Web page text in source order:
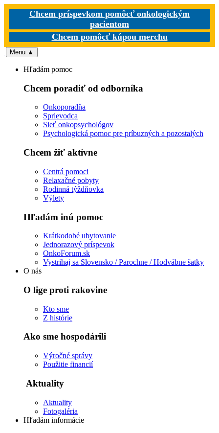
Chcem príspevkom pomôcť onkologickým
pacientom
Chcem pomôcť kúpou merchu
Menu ▲
Hľadám pomoc
Chcem poradiť od odborníka
Onkoporadňa
Sprievodca
Sieť onkopsychológov
Psychologická pomoc pre príbuzných a pozostalých
Chcem žiť aktívne
Centrá pomoci
Relaxačné pobyty
Rodinná týždňovka
Výlety
Hľadám inú pomoc
Krátkodobé ubytovanie
Jednorazový príspevok
OnkoForum.sk
Vystrihaj sa Slovensko / Parochne / Hodvábne šatky
O nás
O lige proti rakovine
Kto sme
Z histórie
Ako sme hospodárili
Výročné správy
Použitie financií
Aktuality
Aktuality
Fotogaléria
Hľadám informácie